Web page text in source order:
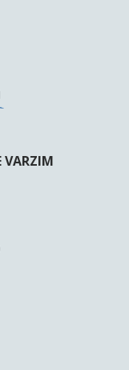
VARZIM